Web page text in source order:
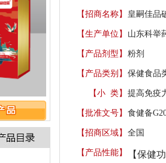
【招商名称】 皇嗣佳品
【生产单位】 山东科举
【产品剂型】 粉剂
【产品类别】 保健食品
【小 类】 提高免疫
【批准文号】 食健备
【招商区域】 全国
【产品性能】 【保健